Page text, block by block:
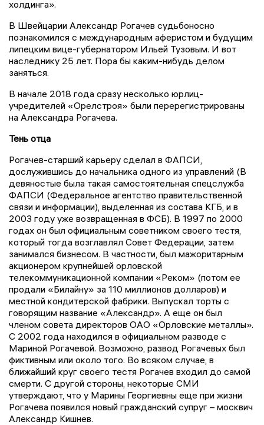
холдинга».
В Швейцарии Александр Рогачев судьбоносно
познакомился с международным аферистом и будущим
липецким вице-губернатором Ильей Тузовым. И вот
наследнику 25 лет. Пора бы каким-нибудь делом
заняться.
В начале 2018 года сразу несколько юрлиц-
учредителей «Орелстроя» были перерегистрированы
на Александра Рогачева.
Тень отца
Рогачев-старший карьеру сделал в ФАПСИ,
дослужившись до начальника одного из управлений (В
девяностые была такая самостоятельная спецслужба
ФАПСИ (Федеральное агентство правительственной
связи и информации), выделенная из состава КГБ, и в
2003 году уже возвращенная в ФСБ). В 1997 по 2000
годах он был официальным советником своего тестя,
который тогда возглавлял Совет Федерации, затем
занимался бизнесом. В частности, был мажоритарным
акционером крупнейшей орловской
телекоммуникационной компании «Реком» (потом ее
продали «Билайну» за 110 миллионов долларов) и
местной кондитерской фабрики. Выпускал торты с
говорящим название «Александр». А еще он был
членом совета директоров ОАО «Орловские металлы».
С 2002 года находился в официальном разводе с
Мариной Рогачевой. Возможно, развод Рогачевых был
фиктивным или около того. Во всяком случае, в
ближайший круг своего тестя Рогачев входил до самой
смерти. С другой стороны, некоторые СМИ
утверждают, что у Марины Георгиевны еще при жизни
Рогачева появился новый гражданский супруг – москвич
Александр Кишнев.